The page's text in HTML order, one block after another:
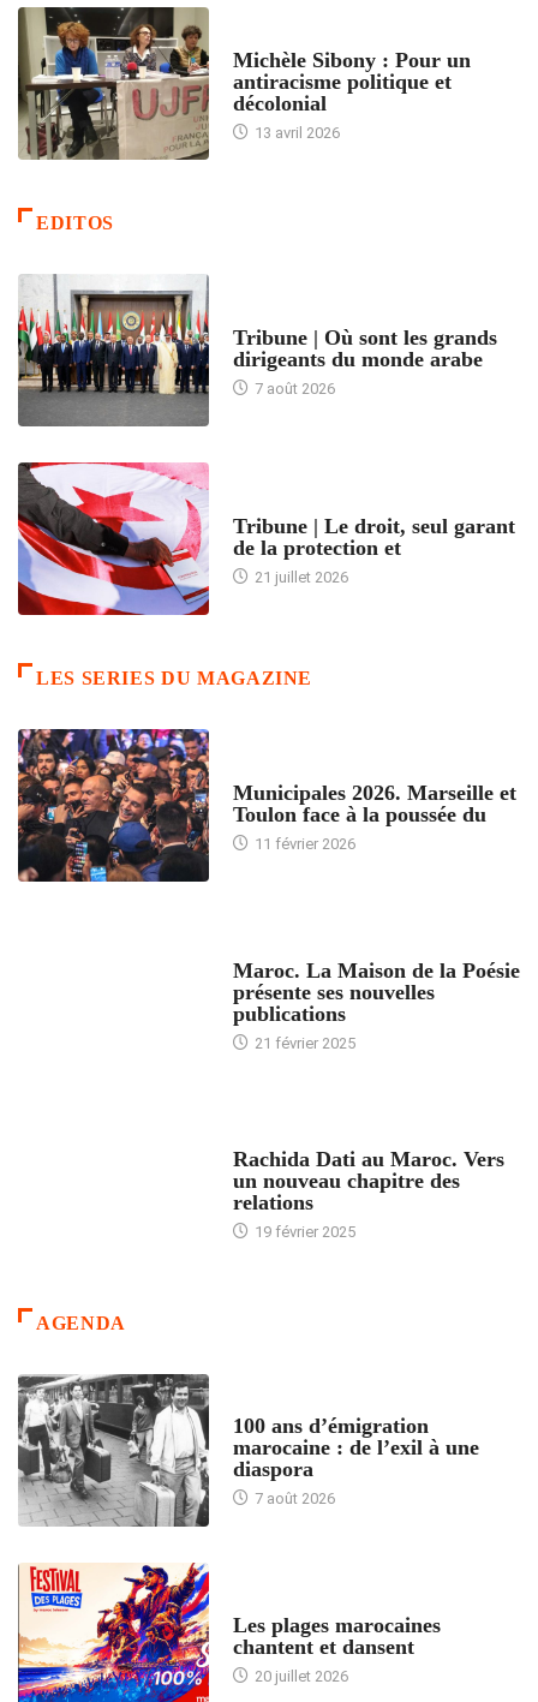
Michèle Sibony : Pour un
antiracisme politique et
décolonial
13 avril 2026
EDITOS
Tribune | Où sont les grands
dirigeants du monde arabe
7 août 2026
Tribune | Le droit, seul garant
de la protection et
21 juillet 2026
LES SERIES DU MAGAZINE
Municipales 2026. Marseille et
Toulon face à la poussée du
11 février 2026
Maroc. La Maison de la Poésie
présente ses nouvelles
publications
21 février 2025
Rachida Dati au Maroc. Vers
un nouveau chapitre des
relations
19 février 2025
AGENDA
100 ans d’émigration
marocaine : de l’exil à une
diaspora
7 août 2026
Les plages marocaines
chantent et dansent
20 juillet 2026